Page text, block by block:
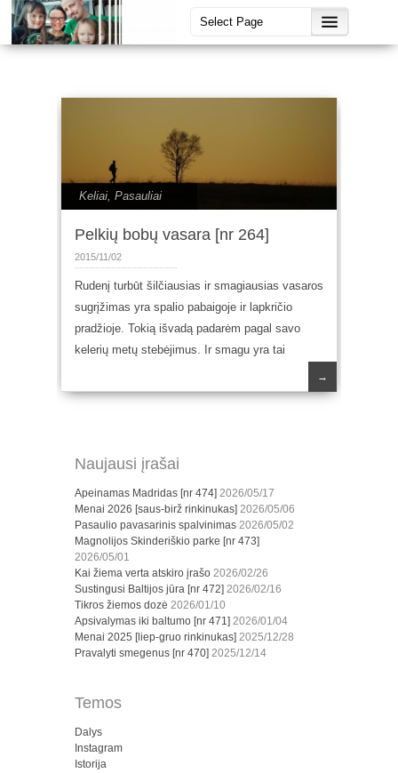
Keliai, Pasauliai
Pelkių bobų vasara [nr 264]
2015/11/02
Rudenį turbūt šilčiausias ir smagiausias vasaros
sugrįžimas yra spalio pabaigoje ir lapkričio
pradžioje. Tokią išvadą padarėm pagal savo
kelerių metų stebėjimus. Ir smagu yra tai
→
Naujausi įrašai
Apeinamas Madridas [nr 474] 2026/05/17
Menai 2026 [saus-birž rinkinukas] 2026/05/06
Pasaulio pavasarinis spalvinimas 2026/05/02
Magnolijos Skinderiškio parke [nr 473]
2026/05/01
Kai žiema verta atskiro įrašo 2026/02/26
Sustingusi Baltijos jūra [nr 472] 2026/02/16
Tikros žiemos dozė 2026/01/10
Apsivalymas iki baltumo [nr 471] 2026/01/04
Menai 2025 [liep-gruo rinkinukas] 2025/12/28
Pravalyti smegenus [nr 470] 2025/12/14
Temos
Dalys
Instagram
Istorija